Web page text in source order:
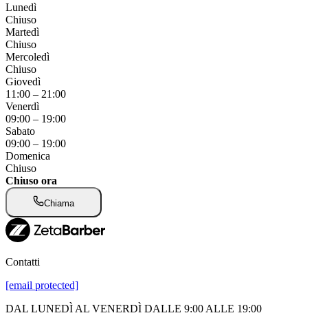
Lunedì
Chiuso
Martedì
Chiuso
Mercoledì
Chiuso
Giovedì
11:00 – 21:00
Venerdì
09:00 – 19:00
Sabato
09:00 – 19:00
Domenica
Chiuso
Chiuso ora
Chiama
Contatti
[email protected]
DAL LUNEDÌ AL VENERDÌ DALLE 9:00 ALLE 19:00